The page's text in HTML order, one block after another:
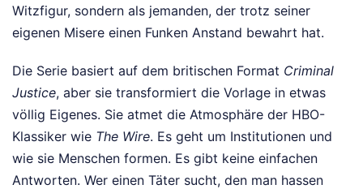
Witzfigur, sondern als jemanden, der trotz seiner
eigenen Misere einen Funken Anstand bewahrt hat.
Die Serie basiert auf dem britischen Format Criminal
Justice, aber sie transformiert die Vorlage in etwas
völlig Eigenes. Sie atmet die Atmosphäre der HBO-
Klassiker wie The Wire. Es geht um Institutionen und
wie sie Menschen formen. Es gibt keine einfachen
Antworten. Wer einen Täter sucht, den man hassen